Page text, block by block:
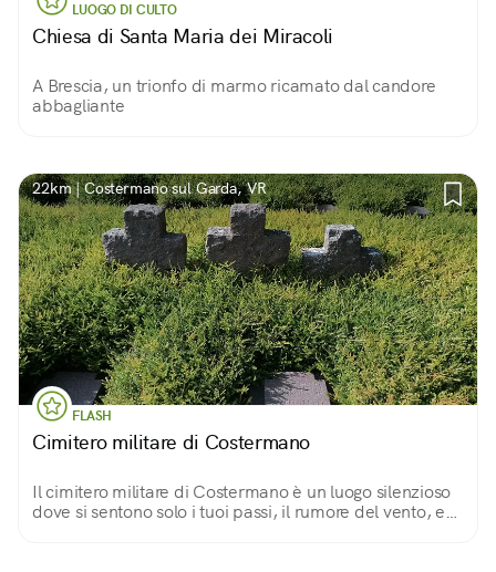
LUOGO DI CULTO
Chiesa di Santa Maria dei Miracoli
A Brescia, un trionfo di marmo ricamato dal candore
abbagliante
22km | Costermano sul Garda, VR
FLASH
Cimitero militare di Costermano
Il cimitero militare di Costermano è un luogo silenzioso
dove si sentono solo i tuoi passi, il rumore del vento, e